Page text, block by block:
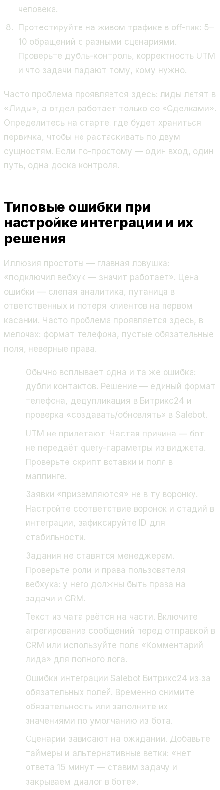
человека.
Протестируйте на живом трафике в off-пик: 5–
10 обращений с разными сценариями.
Проверьте дубль-контроль, корректность UTM
и что задачи падают тому, кому нужно.
Часто проблема проявляется здесь: лиды летят в
«Лиды», а отдел работает только со «Сделками».
Определитесь на старте, где будет храниться
первичка, чтобы не растаскивать по двум
сущностям. Если по-простому — один вход, один
путь, одна доска контроля.
Типовые ошибки при
настройке интеграции и их
решения
Иллюзия простоты — главная ловушка:
«подключил вебхук — значит работает». Цена
ошибки — слепая аналитика, путаница в
ответственных и потеря клиентов на первом
касании. Часто проблема проявляется здесь, в
мелочах: формат телефона, пустые обязательные
поля, неверные права.
Обычно всплывает одна и та же ошибка:
дубли контактов. Решение — единый формат
телефона, дедупликация в Битрикс24 и
проверка «создавать/обновлять» в Salebot.
UTM не прилетают. Частая причина — бот
не передаёт query-параметры из виджета.
Проверьте скрипт вставки и поля в
маппинге.
Заявки «приземляются» не в ту воронку.
Настройте соответствие воронок и стадий в
интеграции, зафиксируйте ID для
стабильности.
Задания не ставятся менеджерам.
Проверьте роли и права пользователя
вебхука: у него должны быть права на
задачи и CRM.
Текст из чата рвётся на части. Включите
агрегирование сообщений перед отправкой в
CRM или используйте поле «Комментарий
лида» для полного лога.
Ошибки интеграции Salebot Битрикс24 из‑за
обязательных полей. Временно снимите
обязательность или заполните их
значениями по умолчанию из бота.
Сценарии зависают на ожидании. Добавьте
таймеры и альтернативные ветки: «нет
ответа 15 минут — ставим задачу и
закрываем диалог в боте».